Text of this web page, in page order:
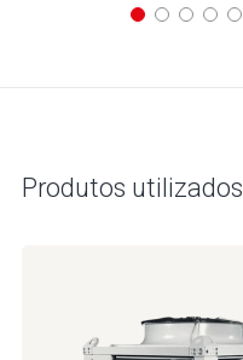
Produtos utilizados